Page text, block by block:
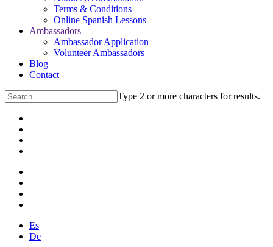
Terms & Conditions
Online Spanish Lessons
Ambassadors
Ambassador Application
Volunteer Ambassadors
Blog
Contact
Type 2 or more characters for results.
Es
De